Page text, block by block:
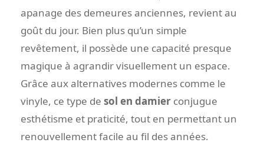
apanage des demeures anciennes, revient au
goût du jour. Bien plus qu’un simple
revêtement, il possède une capacité presque
magique à agrandir visuellement un espace.
Grâce aux alternatives modernes comme le
vinyle, ce type de sol en damier conjugue
esthétisme et praticité, tout en permettant un
renouvellement facile au fil des années.